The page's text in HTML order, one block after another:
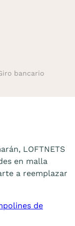
bancario
LOFTNETS
en malla
a reemplazar
de